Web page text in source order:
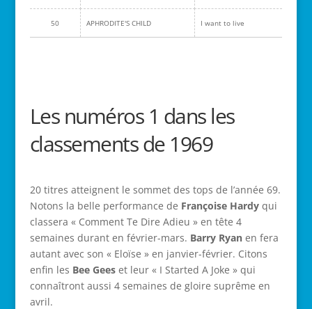
50 APHRODITE'S CHILD I want to live
Les numéros 1 dans les
classements de 1969
20 titres atteignent le sommet des tops de l’année 69.
Notons la belle performance de Françoise Hardyqui
classera « Comment Te Dire Adieu » en tête 4
semaines durant en février-mars. Barry Ryan en fera
autant avec son « Eloïse » en janvier-février. Citons
enfin les Bee Gees et leur « I Started A Joke » qui
connaîtront aussi 4 semaines de gloire suprême en
avril.